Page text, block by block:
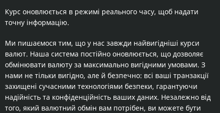
Курс оновлюється в режимі реального часу, щоб надати
точну інформацію.
Ми пишаємося тим, що у нас завжди найвигідніші курси
валют. Наша система постійно оновлюється, що дозволяє
обмінювати валюту за максимально вигідними умовами. З
нами не тільки вигідно, але й безпечно: всі ваші транзакції
захищені сучасними технологіями безпеки, гарантуючи
надійність та конфіденційність ваших даних. Незалежно від
того, який валютний обмін вам потрібен, ви можете бути